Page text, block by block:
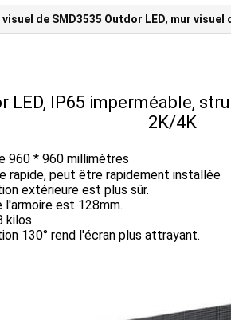
visuel de SMD3535 Outdor LED, mur visuel
LED, IP65 imperméable,
2K/4K
960 * 960 millimètres
rapide, peut être rapidement installée
extérieure est plus sûr.
l'armoire est 128mm.
kilos.
130° rend l'écran plus attrayant.